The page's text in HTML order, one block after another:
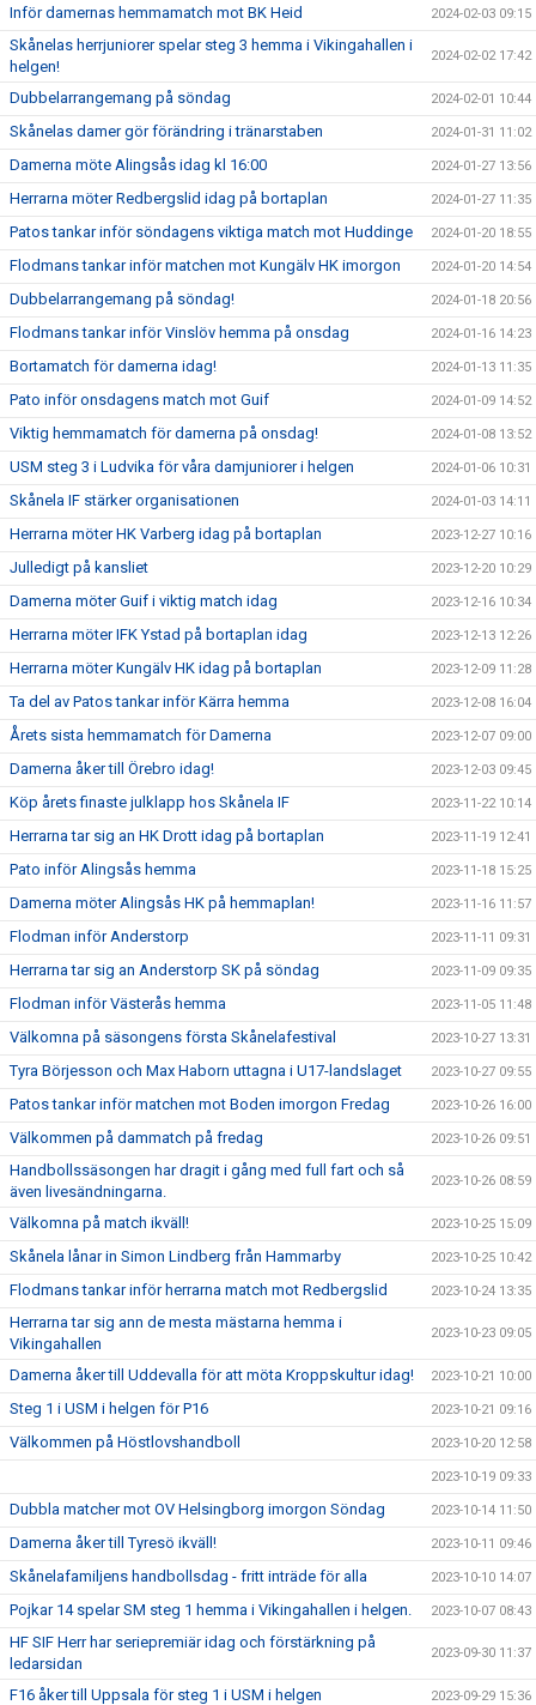
Inför damernas hemmamatch mot BK Heid 2024-02-03 09:15
Skånelas herrjuniorer spelar steg 3 hemma i Vikingahallen i
helgen!
2024-02-02 17:42
Dubbelarrangemang på söndag 2024-02-01 10:44
Skånelas damer gör förändring i tränarstaben 2024-01-31 11:02
Damerna möte Alingsås idag kl 16:00 2024-01-27 13:56
Herrarna möter Redbergslid idag på bortaplan 2024-01-27 11:35
Patos tankar inför söndagens viktiga match mot Huddinge 2024-01-20 18:55
Flodmans tankar inför matchen mot Kungälv HK imorgon 2024-01-20 14:54
Dubbelarrangemang på söndag! 2024-01-18 20:56
Flodmans tankar inför Vinslöv hemma på onsdag 2024-01-16 14:23
Bortamatch för damerna idag! 2024-01-13 11:35
Pato inför onsdagens match mot Guif 2024-01-09 14:52
Viktig hemmamatch för damerna på onsdag! 2024-01-08 13:52
USM steg 3 i Ludvika för våra damjuniorer i helgen 2024-01-06 10:31
Skånela IF stärker organisationen 2024-01-03 14:11
Herrarna möter HK Varberg idag på bortaplan 2023-12-27 10:16
Julledigt på kansliet 2023-12-20 10:29
Damerna möter Guif i viktig match idag 2023-12-16 10:34
Herrarna möter IFK Ystad på bortaplan idag 2023-12-13 12:26
Herrarna möter Kungälv HK idag på bortaplan 2023-12-09 11:28
Ta del av Patos tankar inför Kärra hemma 2023-12-08 16:04
Årets sista hemmamatch för Damerna 2023-12-07 09:00
Damerna åker till Örebro idag! 2023-12-03 09:45
Köp årets finaste julklapp hos Skånela IF 2023-11-22 10:14
Herrarna tar sig an HK Drott idag på bortaplan 2023-11-19 12:41
Pato inför Alingsås hemma 2023-11-18 15:25
Damerna möter Alingsås HK på hemmaplan! 2023-11-16 11:57
Flodman inför Anderstorp 2023-11-11 09:31
Herrarna tar sig an Anderstorp SK på söndag 2023-11-09 09:35
Flodman inför Västerås hemma 2023-11-05 11:48
Välkomna på säsongens första Skånelafestival 2023-10-27 13:31
Tyra Börjesson och Max Haborn uttagna i U17-landslaget 2023-10-27 09:55
Patos tankar inför matchen mot Boden imorgon Fredag 2023-10-26 16:00
Välkommen på dammatch på fredag 2023-10-26 09:51
Handbollssäsongen har dragit i gång med full fart och så
även livesändningarna.
2023-10-26 08:59
Välkomna på match ikväll! 2023-10-25 15:09
Skånela lånar in Simon Lindberg från Hammarby 2023-10-25 10:42
Flodmans tankar inför herrarna match mot Redbergslid 2023-10-24 13:35
Herrarna tar sig ann de mesta mästarna hemma i
Vikingahallen
2023-10-23 09:05
Damerna åker till Uddevalla för att möta Kroppskultur idag! 2023-10-21 10:00
Steg 1 i USM i helgen för P16 2023-10-21 09:16
Välkommen på Höstlovshandboll 2023-10-20 12:58
2023-10-19 09:33
Dubbla matcher mot OV Helsingborg imorgon Söndag 2023-10-14 11:50
Damerna åker till Tyresö ikväll! 2023-10-11 09:46
Skånelafamiljens handbollsdag - fritt inträde för alla 2023-10-10 14:07
Pojkar 14 spelar SM steg 1 hemma i Vikingahallen i helgen. 2023-10-07 08:43
HF SIF Herr har seriepremiär idag och förstärkning på
ledarsidan
2023-09-30 11:37
F16 åker till Uppsala för steg 1 i USM i helgen 2023-09-29 15:36